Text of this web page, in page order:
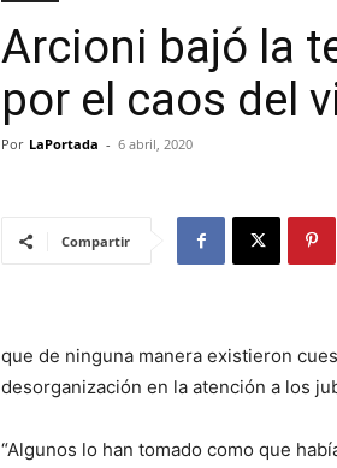
Arcioni bajó la
por el caos del
Por LaPortada - 6 abril, 2020
Compartir
que de ninguna manera existieron
desorganización en la atención a los
“Algunos lo han tomado como que